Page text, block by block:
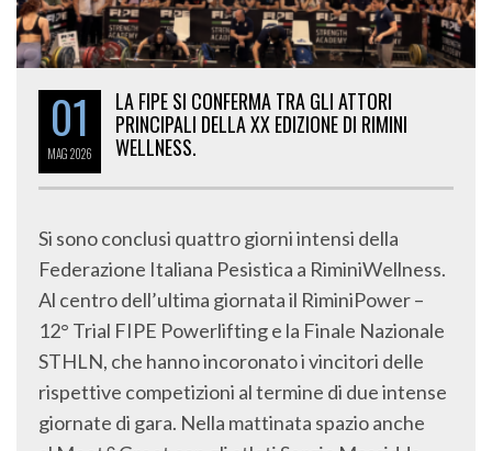
01
MAG2026
LA FIPE SI CONFERMA TRA GLI ATTORI
PRINCIPALI DELLA XX EDIZIONE DI RIMINI
WELLNESS.
Si sono conclusi quattro giorni intensi della
Federazione Italiana Pesistica a RiminiWellness.
Al centro dell’ultima giornata il RiminiPower –
12° Trial FIPE Powerlifting e la Finale Nazionale
STHLN, che hanno incoronato i vincitori delle
rispettive competizioni al termine di due intense
giornate di gara. Nella mattinata spazio anche